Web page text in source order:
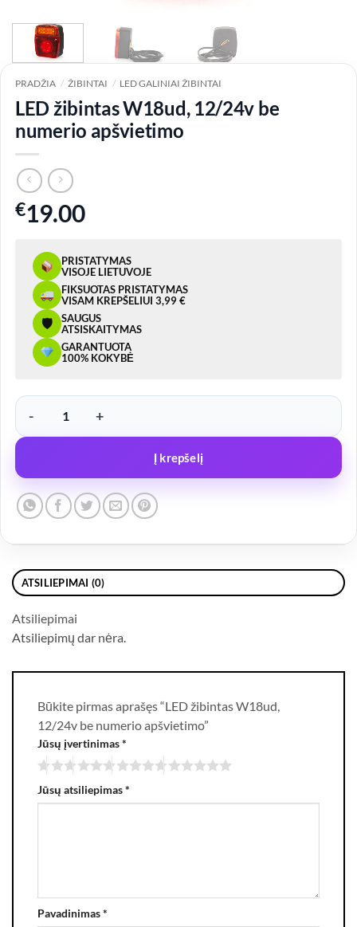
PRADŽIA / ŽIBINTAI / LED GALINIAI ŽIBINTAI
LED žibintas W18ud, 12/24v be
numerio apšvietimo
€19.00
PRISTATYMAS
VISOJE LIETUVOJE
FIKSUOTAS PRISTATYMAS
VISAM KREPŠELIUI 3,99 €
🛡
SAUGUS
ATSISKAITYMAS
GARANTUOTA
100% KOKYBĖ
produkto kiekis: LED žibintas W18ud, 12/24v be numerio apšvietimo
Į krepšelį
ATSILIEPIMAI (0)
Atsiliepimai
Atsiliepimų dar nėra.
Būkite pirmas aprašęs “LED žibintas W18ud,
12/24v be numerio apšvietimo”
Jūsų įvertinimas*
Jūsų atsiliepimas*
Pavadinimas*